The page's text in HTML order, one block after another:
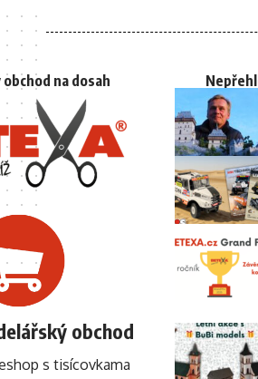
na dosah
obchod
s tisícovkama